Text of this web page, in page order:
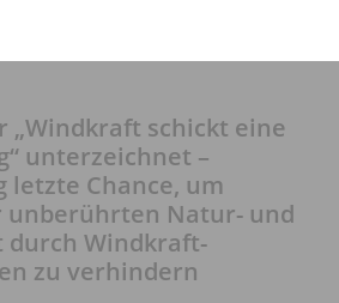
„Windkraft schickt eine
unterzeichnet –
letzte Chance, um
unberührten Natur- und
durch Windkraft-
zu verhindern